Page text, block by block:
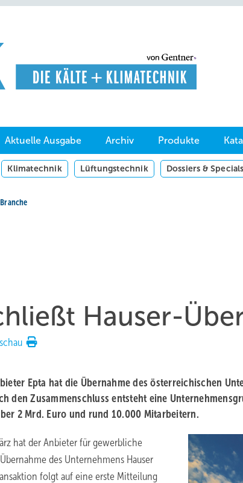
Aktuelle Ausgabe Archiv Produkte
Klimatechnik Lüftungstechnik Dossiers & Specials
Hauser-
Epta hat die Übernahme des österreichischen
den Zusammenschluss entsteht eine
2 Mrd. Euro und rund 10.000 Mitarbeitern.
hat der Anbieter für gewerbliche
des Unternehmens Hauser
folgt auf eine erste Mitteilung